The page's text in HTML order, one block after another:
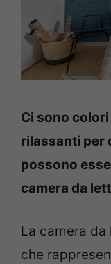
Ci sono
rilassanti per
possono
camera da
La camera
che